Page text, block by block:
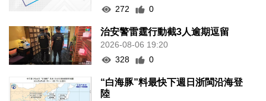
272
0
治安警雷霆行動截3人逾期逗留
2026-08-06 19:20
328
0
“白海豚”料最快下週日浙閩沿海登
陸